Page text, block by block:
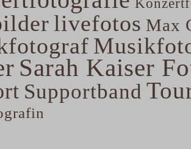
livefotos Max
Sarah Kaiser
Supportband